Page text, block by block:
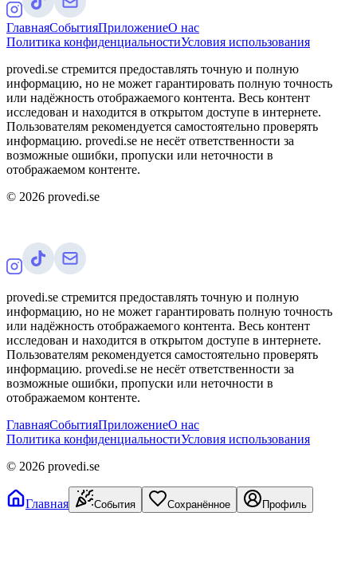
ГлавнаяСобытияПриложениеО нас
Политика конфиденциальностиУсловия использования
provedi.se стремится предоставлять точную и полную
информацию, но не может гарантировать полную точность
или надёжность отображаемого контента. Весь контент
исследован и находится в открытом доступе в интернете.
Пользователям рекомендуется самостоятельно проверять
информацию. provedi.se не несёт ответственности за
возможные ошибки, пропуски или неточности в
отображаемом контенте.
© 2026 provedi.se
provedi.se стремится предоставлять точную и полную
информацию, но не может гарантировать полную точность
или надёжность отображаемого контента. Весь контент
исследован и находится в открытом доступе в интернете.
Пользователям рекомендуется самостоятельно проверять
информацию. provedi.se не несёт ответственности за
возможные ошибки, пропуски или неточности в
отображаемом контенте.
ГлавнаяСобытияПриложениеО нас
Политика конфиденциальностиУсловия использования
© 2026 provedi.se
Главная События Сохранённое Профиль